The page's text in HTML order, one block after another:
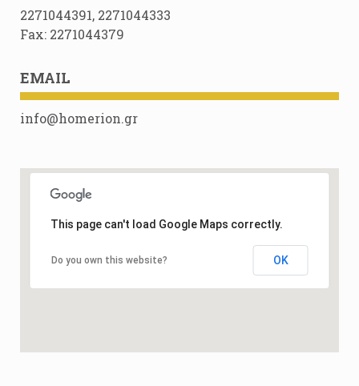
2271044391, 2271044333
Fax: 2271044379
EMAIL
info@homerion.gr
This page can't load Google Maps correctly.
Do you own this website? OK